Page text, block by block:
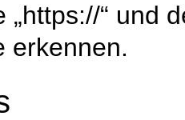
„https://“ und
erkennen.